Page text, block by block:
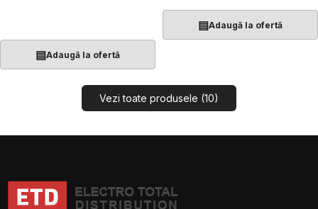
▤Adaugă la ofertă
▤Adaugă la ofertă
Vezi toate produsele (10)